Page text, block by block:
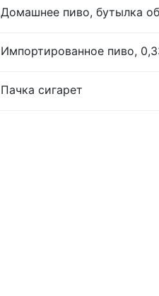
Домашнее пиво, бутылка
Импортированное пиво,
Пачка сигарет